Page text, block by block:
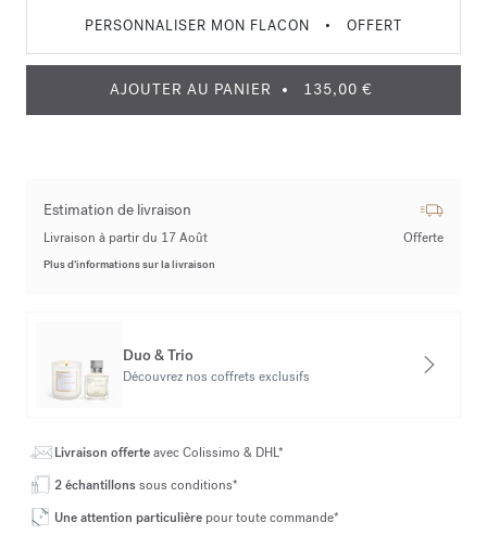
PERSONNALISER MON FLACON • OFFERT
AJOUTER AU PANIER 135,00 €
Estimation de livraison
Livraison à partir du 17 Août Offerte
Plus d’informations sur la livraison
Duo & Trio
Découvrez nos coffrets exclusifs
Livraison offerteavec Colissimo & DHL*
2 échantillonssous conditions*
Une attention particulière pour toute commande*